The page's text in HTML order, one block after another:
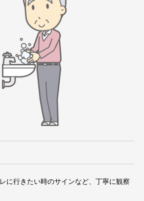
に行きたい時のサインなど、丁寧に観察